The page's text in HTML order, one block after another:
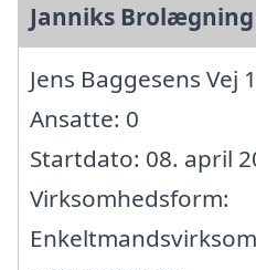
Janniks
Jens Baggesens Vej
Ansatte: 0
Startdato: 08. april
Virksomhedsform: